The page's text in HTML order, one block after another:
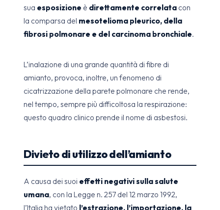
sua esposizione è direttamente correlata con
la comparsa del mesotelioma pleurico, della
fibrosi polmonare e del carcinoma bronchiale.
L’inalazione di una grande quantità di fibre di
amianto, provoca, inoltre, un fenomeno di
cicatrizzazione della parete polmonare che rende,
nel tempo, sempre più difficoltosa la respirazione:
questo quadro clinico prende il nome di asbestosi.
Divieto di utilizzo dell’amianto
A causa dei suoi effetti negativi sulla salute
umana, con la Legge n. 257 del 12 marzo 1992,
l’Italia ha vietato l’estrazione, l’importazione, la